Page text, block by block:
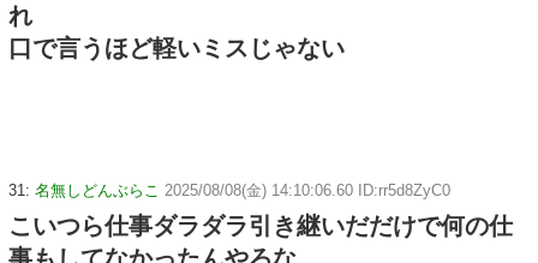
れ
口で言うほど軽いミスじゃない
31: 名無しどんぶらこ 2025/08/08(金) 14:10:06.60 ID:rr5d8ZyC0
こいつら仕事ダラダラ引き継いだだけで何の仕